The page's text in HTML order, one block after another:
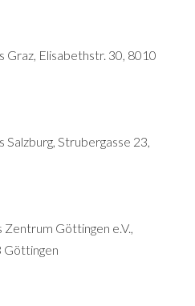
Elisabethstr. 30, 8010
Strubergasse 23,
Göttingen e.V.,
Göttingen